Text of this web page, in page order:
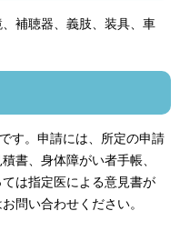
補聴器、義肢、装具、車
す。申請には、所定の申請
書、身体障がい者手帳、
は指定医による意見書が
問い合わせください。